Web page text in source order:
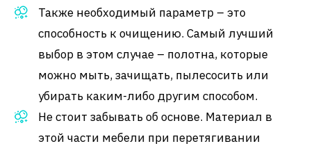
Также необходимый параметр – это
способность к очищению. Самый лучший
выбор в этом случае – полотна, которые
можно мыть, зачищать, пылесосить или
убирать каким-либо другим способом.
Не стоит забывать об основе. Материал в
этой части мебели при перетягивании